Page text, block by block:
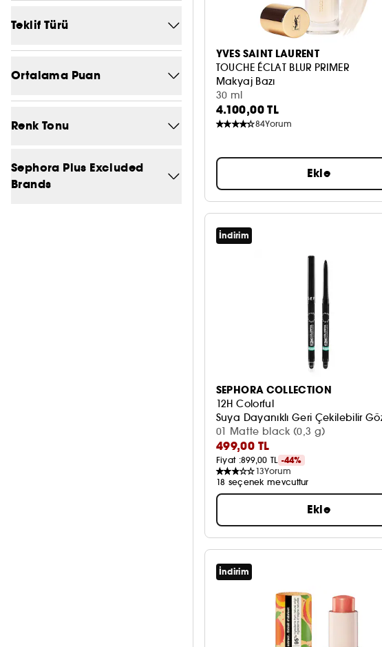
Teklif Türü
Exclu web
Özel Teklif 832
Ortalama Puan
3/5 717
Renk Tonu
Bej 118
Beyaz
Sephora Plus Excluded
Brands
YVES SAINT LAURENT
TOUCHE ÉCLAT BLUR PRIMER
Makyaj Bazı
30 ml
4.100,00 TL
84Yorum
Ekle
İndirim
SEPHORA COLLECTION
12H Colorful
Suya Dayanıklı Geri Çekilebilir
01 Matte black (0,3 g)
499,00 TL
Fiyat :899,00 TL -44%
13Yorum
18 seçenek mevcuttur
Ekle
İndirim